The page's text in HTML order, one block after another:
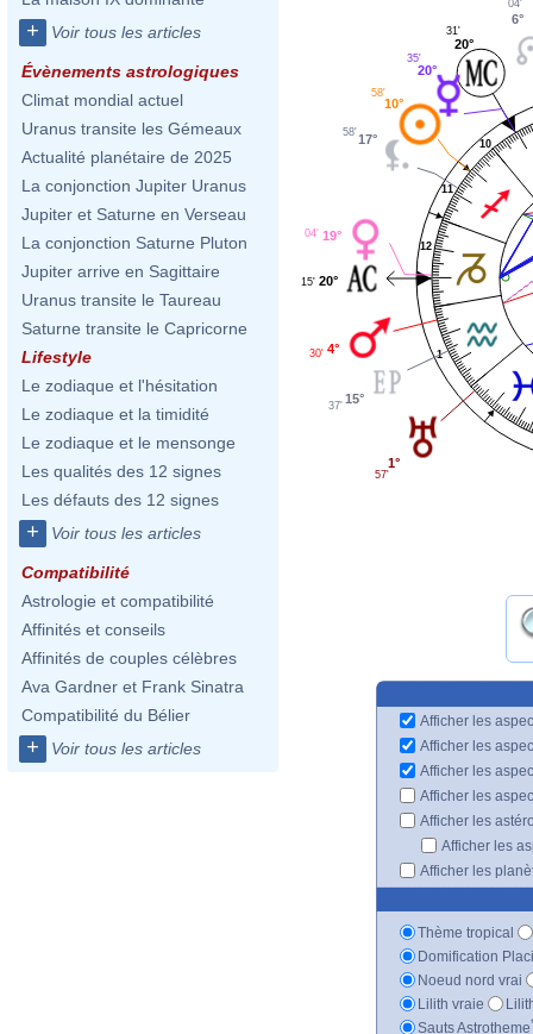
+ Voir tous les articles
Évènements astrologiques
Climat mondial actuel
Uranus transite les Gémeaux
Actualité planétaire de 2025
La conjonction Jupiter Uranus
Jupiter et Saturne en Verseau
La conjonction Saturne Pluton
Jupiter arrive en Sagittaire
Uranus transite le Taureau
Saturne transite le Capricorne
Lifestyle
Le zodiaque et l'hésitation
Le zodiaque et la timidité
Le zodiaque et le mensonge
Les qualités des 12 signes
Les défauts des 12 signes
+ Voir tous les articles
Compatibilité
Astrologie et compatibilité
Affinités et conseils
Affinités de couples célèbres
Ava Gardner et Frank Sinatra
Compatibilité du Bélier
+ Voir tous les articles
1
10
11
12
6°
04'
20°
31'
20°
35'
10°
58'
17°
58'
19°
04'
20°
15'
4°
30'
15°
37'
1°
57'
Afficher les
Afficher les
Afficher les
Afficher les
Afficher les
Afficher les
Afficher les
Thème tropical
Domification
Noeud nord vrai
Lilith vraie
Sauts Astrotheme